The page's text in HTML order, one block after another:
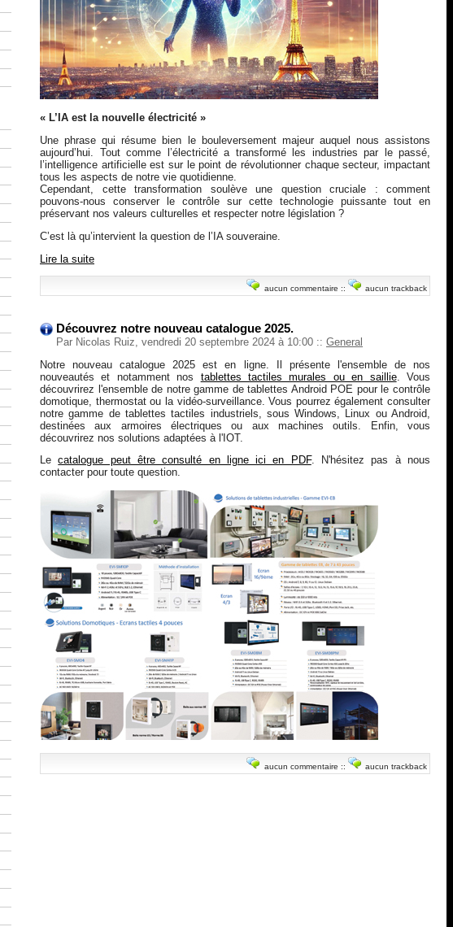
« L’IA est la nouvelle électricité »
Une phrase qui résume bien le bouleversement majeur auquel nous assistons
aujourd’hui. Tout comme l’électricité a transformé les industries par le passé,
l’intelligence artificielle est sur le point de révolutionner chaque secteur, impactant
tous les aspects de notre vie quotidienne.
Cependant, cette transformation soulève une question cruciale : comment
pouvons-nous conserver le contrôle sur cette technologie puissante tout en
préservant nos valeurs culturelles et respecter notre législation ?
C’est là qu’intervient la question de l’IA souveraine.
Lire la suite
aucun commentaire :: aucun trackback
Découvrez notre nouveau catalogue 2025.
Par Nicolas Ruiz, vendredi 20 septembre 2024 à 10:00 :: General
Notre nouveau catalogue 2025 est en ligne. Il présente l'ensemble de nos
nouveautés et notamment nos tablettes tactiles murales ou en saillie. Vous
découvrirez l'ensemble de notre gamme de tablettes Android POE pour le contrôle
domotique, thermostat ou la vidéo-surveillance. Vous pourrez également consulter
notre gamme de tablettes tactiles industriels, sous Windows, Linux ou Android,
destinées aux armoires électriques ou aux machines outils. Enfin, vous
découvrirez nos solutions adaptées à l'IOT.
Lecatalogue peut être consulté en ligne ici en PDF. N'hésitez pas à nous
contacter pour toute question.
aucun commentaire :: aucun trackback